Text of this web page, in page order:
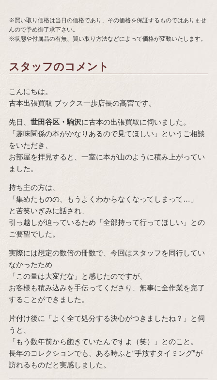
※買い取り価格は当日の価格であり、その価格を保証するものではありませ
んので予め御了承下さい。
※状態や付属品の有無、買い取り方法などによって価格が変動いたします。
スタッフのコメント
こんにちは。
古本出張買取 ブックス一歩店長の高宮です。
先日、 世田谷区・駒沢に古本の出張買取に伺いました。
「趣味関係の本がかなりあるので見てほしい」というご相談
をいただき、
お部屋を拝見すると、一室に本が山のように積み上がってい
ました。
持ち主の方は、
「集めたものの、もうよくわからなくなってしまって…」
と苦笑いぎみに話され、
引っ越しが迫っているため「全部持って行ってほしい」との
ご要望でした。
実際には想定の数倍の冊数で、今回はスタッフを同行してい
なかったため
「この量は大変だな」と感じたのですが、
お客様も積み込みを手伝ってくださり、無事に全作業を完了
することができました。
片付け後に「よく全て処分する決心がつきましたね？」と伺
うと、
「もう数年前から飽きていたんですよ（笑）」とのこと。
長年のコレクションでも、ある時ふと“手放すタイミング”が
訪れるものだと実感しました。